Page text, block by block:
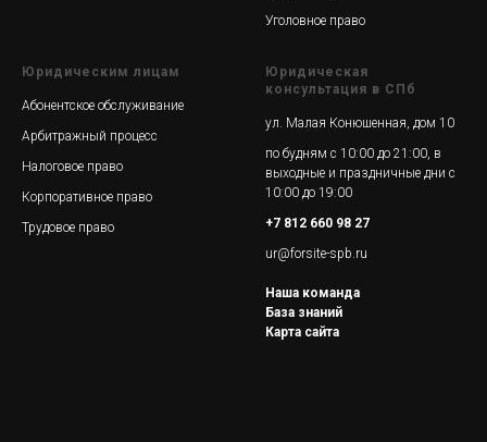
Уголовное право
Юридическим лицам
Абонентское обслуживание
Арбитражный процесс
Налоговое право
Корпоративное право
Трудовое право
Юридическая
консультация в СПб
ул. Малая Конюшенная, дом 10
по будням с 10:00 до 21:00, в
выходные и праздничные дни с
10:00 до 19:00
+7 812 660 98 27
ur@forsite-spb.ru
Наша команда
База знаний
Карта сайта